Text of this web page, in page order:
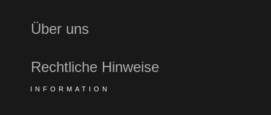
Über uns
Rechtliche Hinweise
INFORMATION